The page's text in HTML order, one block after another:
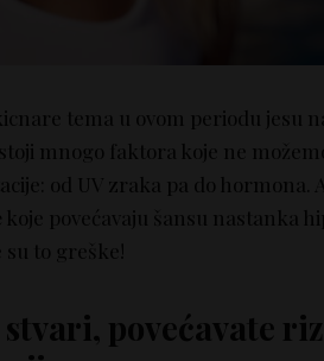
tema u ovom periodu jesu
mnogo faktora koje ne
od UV zraka pa do hormona.
koje povećavaju šansu nastanka
to greške!
stvari, povećavate